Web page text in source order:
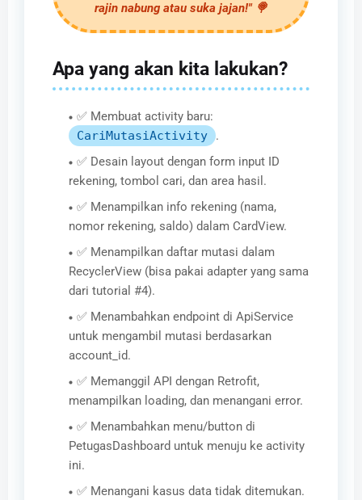
rajin nabung atau suka jajan!" 🍭
Apa yang akan kita lakukan?
✅ Membuat activity baru:
CariMutasiActivity
.
✅ Desain layout dengan form input ID
rekening, tombol cari, dan area hasil.
✅ Menampilkan info rekening (nama,
nomor rekening, saldo) dalam CardView.
✅ Menampilkan daftar mutasi dalam
RecyclerView (bisa pakai adapter yang sama
dari tutorial #4).
✅ Menambahkan endpoint di ApiService
untuk mengambil mutasi berdasarkan
account_id.
✅ Memanggil API dengan Retrofit,
menampilkan loading, dan menangani error.
✅ Menambahkan menu/button di
PetugasDashboard untuk menuju ke activity
ini.
✅ Menangani kasus data tidak ditemukan.